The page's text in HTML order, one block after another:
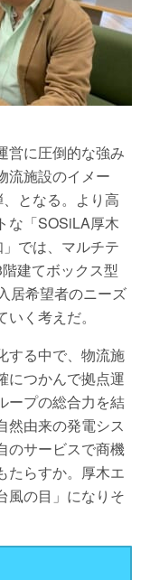
営に圧倒的な強み
流施設のイメー
となる。より高
な「SOSiLA厚木
では、マルチテ
建てボックス型
居希望者のニーズ
く考えだ。
する中で、物流施
につかんで拠点運
ープの総合力を結
然由来の発電シス
のサービスで商機
たらすか。厚木エ
風の目」になりそ